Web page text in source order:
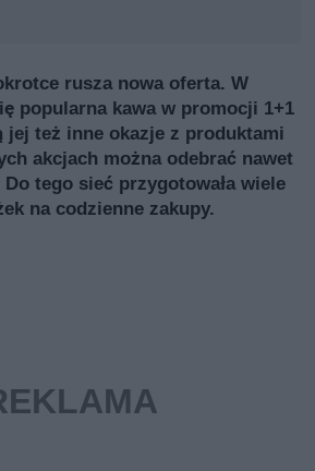
rusza nowa oferta. W
popularna kawa w promocji 1+1
jej też inne okazje z produktami
akcjach można odebrać nawet
tego sieć przygotowała wiele
na codzienne zakupy.